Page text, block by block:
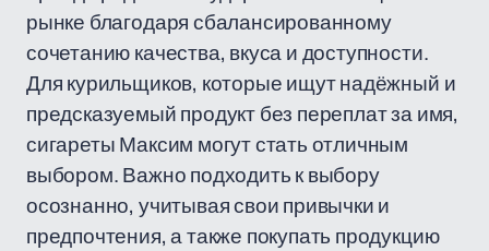
рынке благодаря сбалансированному
сочетанию качества, вкуса и доступности.
Для курильщиков, которые ищут надёжный и
предсказуемый продукт без переплат за имя,
сигареты Максим могут стать отличным
выбором. Важно подходить к выбору
осознанно, учитывая свои привычки и
предпочтения, а также покупать продукцию